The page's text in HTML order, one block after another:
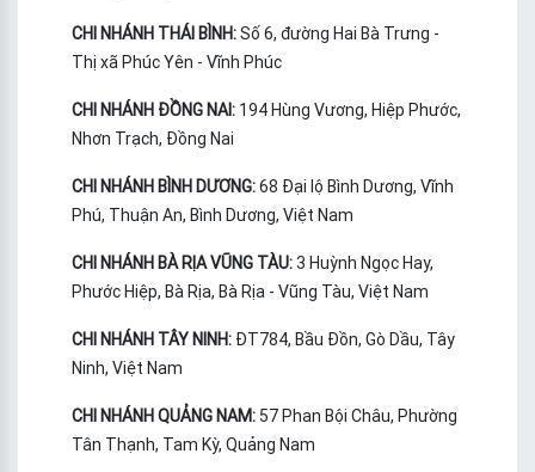
CHI NHÁNH THÁI BÌNH:Số 6, đường Hai Bà Trưng -
Thị xã Phúc Yên - Vĩnh Phúc
CHI NHÁNH ĐỒNG NAI: 194 Hùng Vương, Hiệp Phước,
Nhơn Trạch, Đồng Nai
CHI NHÁNH BÌNH DƯƠNG:68 Đại lộ Bình Dương, Vĩnh
Phú, Thuận An, Bình Dương, Việt Nam
CHI NHÁNH BÀ RỊA VŨNG TÀU:3 Huỳnh Ngọc Hay,
Phước Hiệp, Bà Rịa, Bà Rịa - Vũng Tàu, Việt Nam
CHI NHÁNH TÂY NINH: ĐT784, Bầu Đồn, Gò Dầu, Tây
Ninh, Việt Nam
CHI NHÁNH QUẢNG NAM: 57 Phan Bội Châu, Phường
Tân Thạnh, Tam Kỳ, Quảng Nam